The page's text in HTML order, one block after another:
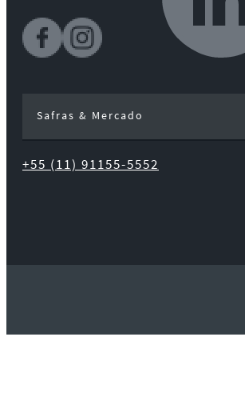
Safras & Mercado
+55 (11) 91155-5552